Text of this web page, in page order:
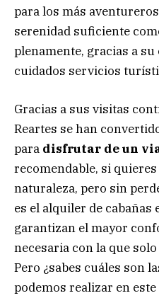
para los más
serenidad suficiente
plenamente, gracias a
cuidados servicios
Gracias a sus visitas
Reartes se han
para disfrutar de un
recomendable, si
naturaleza, pero sin
es el alquiler de cabañas
garantizan el mayor
necesaria con la que
Pero ¿sabes cuáles son
podemos realizar en